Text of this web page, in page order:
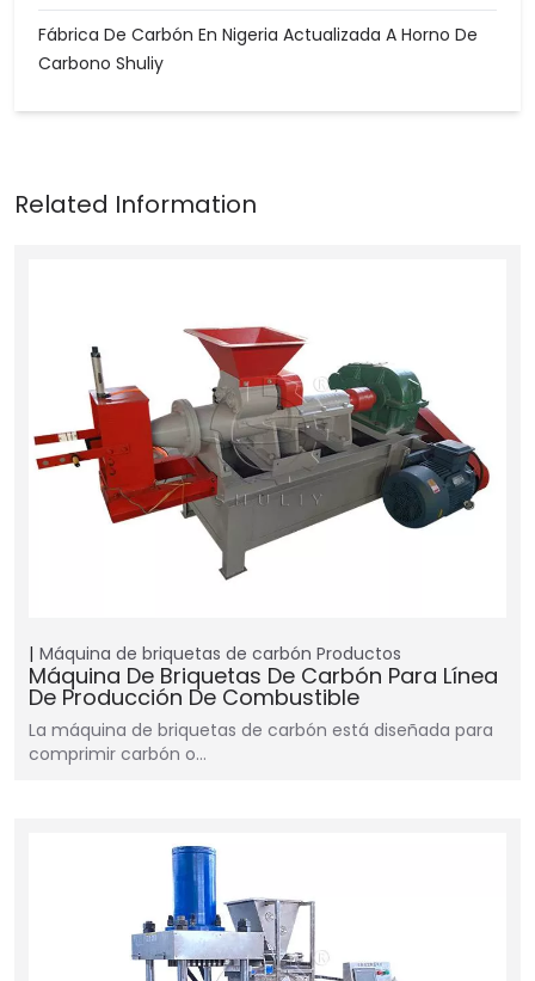
Fábrica De Carbón En Nigeria Actualizada A Horno De
Carbono Shuliy
Máquina de briquetas de carbón Productos
Máquina De Briquetas De Carbón Para Línea
De Producción De Combustible
La máquina de briquetas de carbón está diseñada para
comprimir carbón o…